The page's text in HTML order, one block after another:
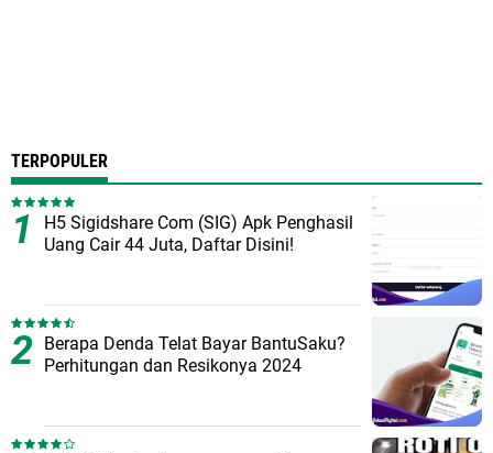
TERPOPULER
H5 Sigidshare Com (SIG) Apk Penghasil
Uang Cair 44 Juta, Daftar Disini!
Berapa Denda Telat Bayar BantuSaku?
Perhitungan dan Resikonya 2024